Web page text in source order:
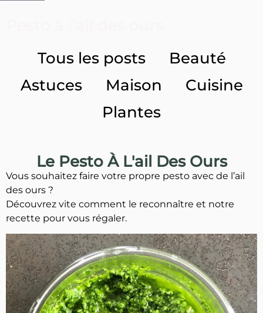
Tous les posts
Beauté
Astuces
Maison
Cuisine
Plantes
Le Pesto À L'ail Des Ours
Vous souhaitez faire votre propre pesto avec de l’ail
des ours ?
Découvrez vite comment le reconnaître et notre
recette pour vous régaler.